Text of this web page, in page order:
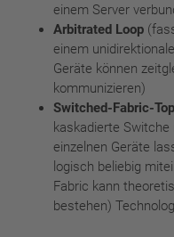
einem Server
Arbitrated Loop
einem
Geräte können
kommunizieren)
Switched-Fabric-
kaskadierte
einzelnen Geräte
logisch beliebig
Fabric kann
bestehen)